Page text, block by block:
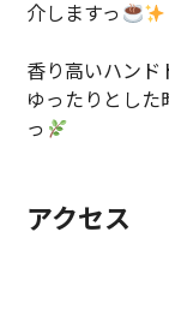
介しますっ
香り高いハンド
ゆったりとし
っ
アクセス